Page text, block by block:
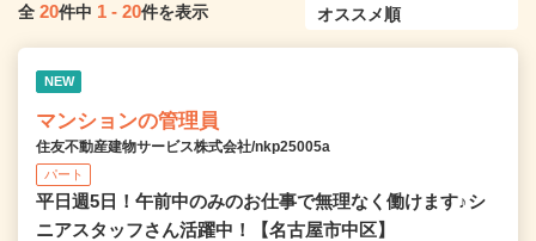
全 20件中 1 - 20件を表示
NEW
マンションの管理員
住友不動産建物サービス株式会社/nkp25005a
パート
平日週5日！午前中のみのお仕事で無理なく働けます♪シ
ニアスタッフさん活躍中！【名古屋市中区】